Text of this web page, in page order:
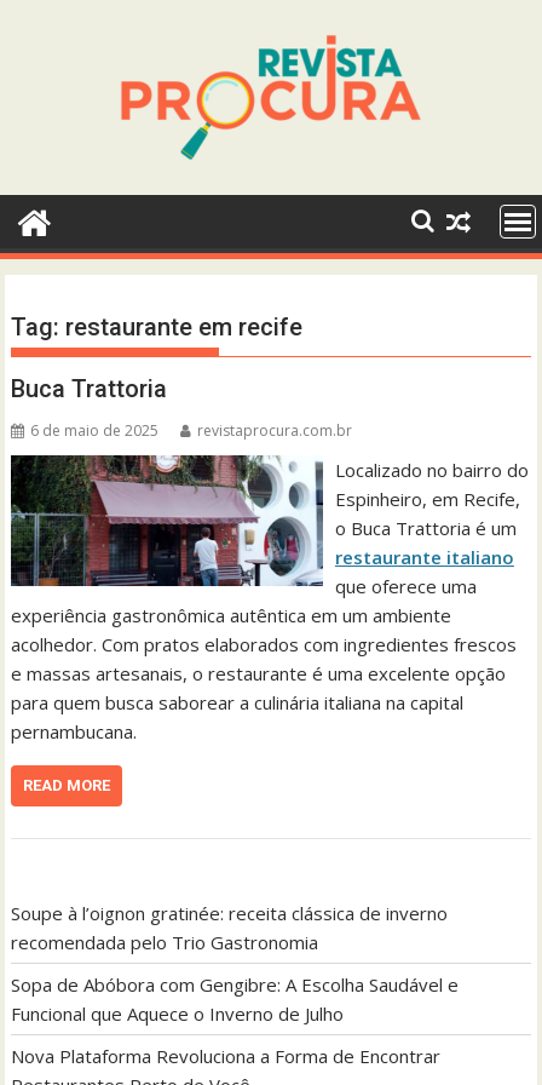
Tag: restaurante em recife
Buca Trattoria
6 de maio de 2025 revistaprocura.com.br
Localizado no bairro do
Espinheiro, em Recife,
o Buca Trattoria é um
restaurante italiano
que oferece uma
experiência gastronômica autêntica em um ambiente
acolhedor. Com pratos elaborados com ingredientes frescos
e massas artesanais, o restaurante é uma excelente opção
para quem busca saborear a culinária italiana na capital
pernambucana.
READ MORE
Soupe à l’oignon gratinée: receita clássica de inverno
recomendada pelo Trio Gastronomia
Sopa de Abóbora com Gengibre: A Escolha Saudável e
Funcional que Aquece o Inverno de Julho
Nova Plataforma Revoluciona a Forma de Encontrar